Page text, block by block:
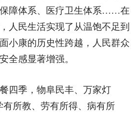
障体系、医疗卫生体系……在
人民生活实现了从温饱不足到
小康的历史性跨越，人民群众
全感显著增强。
四季，物阜民丰、万家灯
有所教、劳有所得、病有所